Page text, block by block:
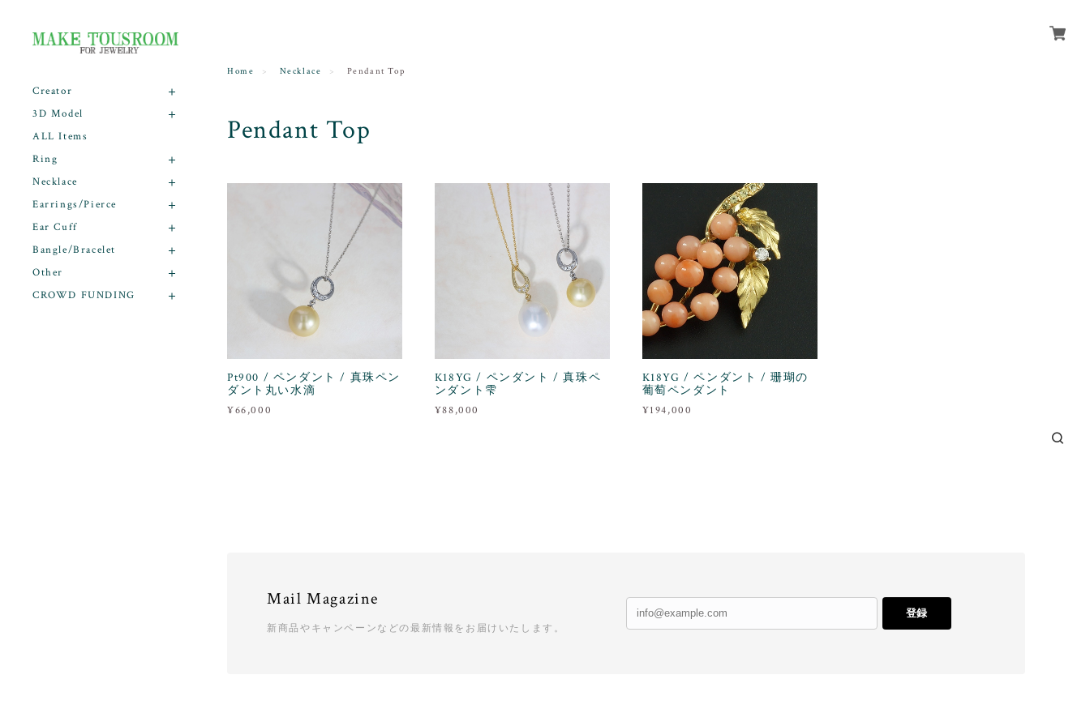
Creator
3D Model
ALL Items
Ring
Necklace
Earrings/Pierce
Ear Cuff
Bangle/Bracelet
Other
CROWD FUNDING
Home Necklace Pendant Top
Pendant Top
Pt900 / ペンダント / 真珠ペン
ダント丸い水滴
¥66,000
K18YG / ペンダント / 真珠ペ
ンダント雫
¥88,000
K18YG / ペンダント / 珊瑚の
葡萄ペンダント
¥194,000
Mail Magazine
新商品やキャンペーンなどの最新情報をお届けいたします。
登録